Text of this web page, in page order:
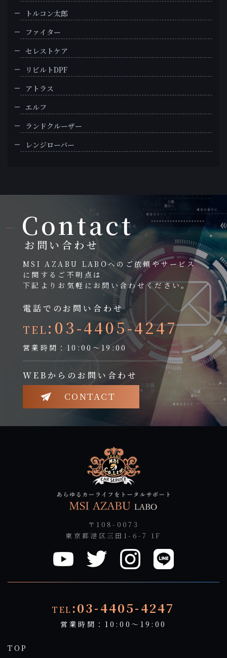
トルコン太郎
ファイター
セレストケア
リビルトDPF
アトラス
エルフ
ランドクルーザー
レンジローバー
Contact
お問い合わせ
MSI AZABU LABOへのご依頼やサービス
に関するご不明点は
下記よりお気軽にお問い合わせください。
電話でのお問い合わせ
TEL :03-4405-4247
営業時間：10:00～19:00
WEBからのお問い合わせ
CONTACT
〒108-0073
東京都港区三田1-6-7 1F
TEL :03-4405-4247
営業時間：10:00～19:00
TOP